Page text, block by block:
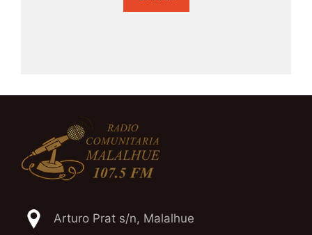
Arturo Prat s/n, Malalhue